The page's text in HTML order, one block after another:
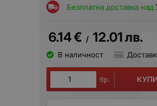
Безплатна доставка над
6.14€ / 12.01лв.
В наличност
бр.